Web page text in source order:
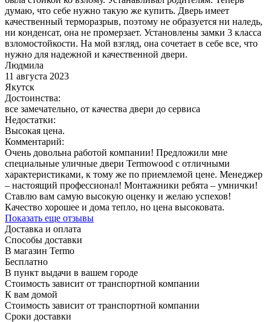
думаю, что себе нужно такую же купить. Дверь имеет
качественный терморазрыв, поэтому не образуется ни наледь,
ни конденсат, она не промерзает. Установлены замки 3 класса
взломостойкости. На мой взгляд, она сочетает в себе все, что
нужно для надежной и качественной двери.
Людмила
11 августа 2023
Якутск
Достоинства:
все замечательно, от качества двери до сервиса
Недостатки:
Высокая цена.
Комментарий:
Очень довольна работой компании! Предложили мне
специальные уличные двери Termowood с отличными
характеристиками, к тому же по приемлемой цене. Менеджер
– настоящий профессионал! Монтажники ребята – умнички!
Ставлю вам самую высокую оценку и желаю успехов!
Качество хорошее и дома тепло, но цена высоковата.
Показать еще отзывы
Доставка и оплата
Способы доставки
В магазин Termo
Бесплатно
В пункт выдачи в вашем городе
Стоимость зависит от транспортной компании
К вам домой
Стоимость зависит от транспортной компании
Сроки доставки